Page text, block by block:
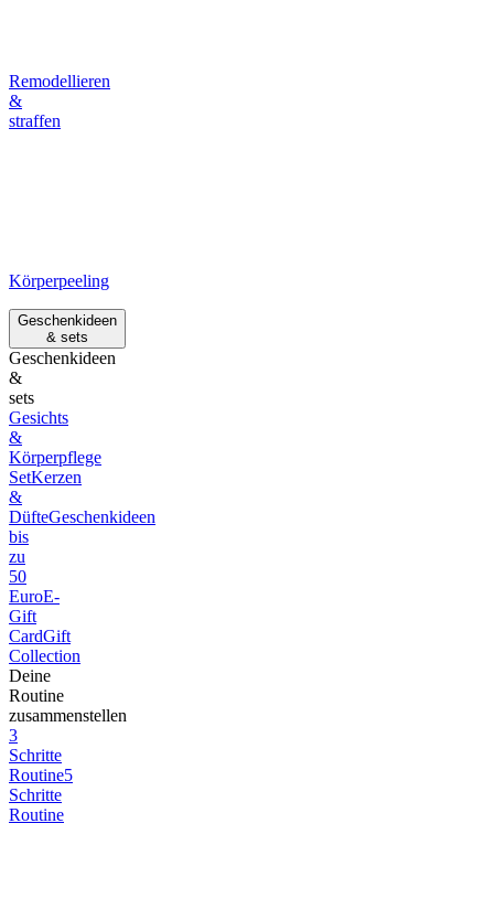
Remodellieren
&
straffen
Körperpeeling
Geschenkideen
& sets
Geschenkideen
&
sets
Gesichts
&
Körperpflege
SetKerzen
&
DüfteGeschenkideen
bis
zu
50
EuroE-
Gift
CardGift
Collection
Deine
Routine
zusammenstellen
3
Schritte
Routine5
Schritte
Routine